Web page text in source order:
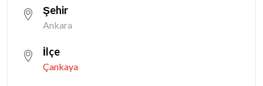
Şehir
Ankara
İlçe
Çankaya